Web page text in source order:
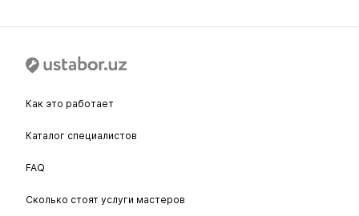
Как это работает
Каталог специалистов
FAQ
Сколько стоят услуги мастеров